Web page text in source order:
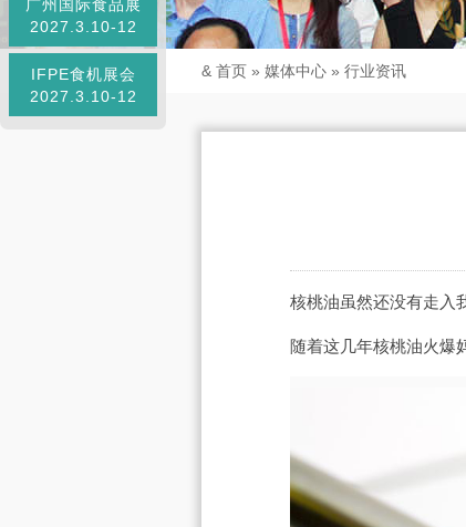
广州国际食品展
2027.3.10-12
IFPE食机展会
2027.3.10-12
& 首页 » 媒体中心 » 行业资讯
核桃油虽然还没有走入
随着这几年核桃油火爆